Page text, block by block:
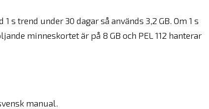
trend under 30 dagar så används 3,2 GB. Om 1 s
minneskortet är på 8 GB och PEL 112 hanterar
manual.